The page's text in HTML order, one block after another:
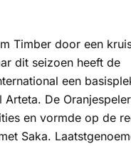
Timber door een
dit seizoen heeft de
een
De
en vormde op de
Saka.